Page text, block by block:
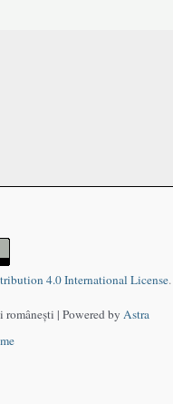
4.0 International License.
| Powered by Astra